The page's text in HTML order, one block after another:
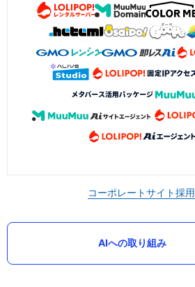
コーポレートサイト採
AIへの取り組み